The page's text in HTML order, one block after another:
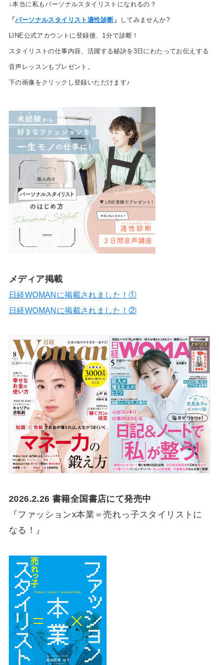
↓本当に私もパーソナルスタイリストになれるの？
「パーソナルスタイリスト適性診断」 してみませんか?
LINE公式アカウントに登録後、1分で診断！
スタイリストの仕事内容、活躍する秘訣を3日にわたってお伝えする
音声レッスンもプレゼント。
下の画像をクリックし登録いただけます♪
メディア掲載
日経WOMANに掲載されました！①
日経WOMANに掲載されました！②
2026.2.26 書籍全国書店にて発売中
『ファッションx本業＝売れっ子スタイリストに
なる！』